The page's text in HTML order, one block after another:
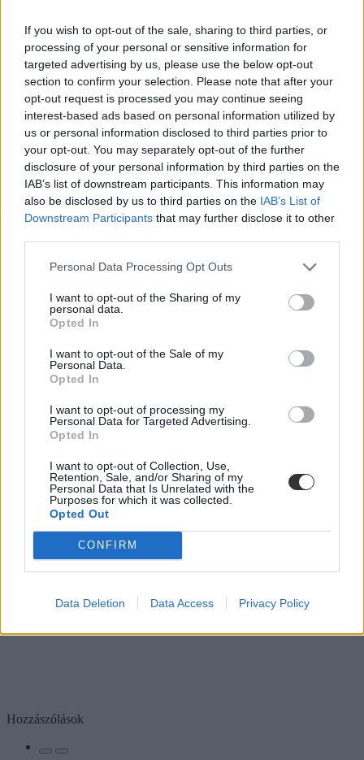
If you wish to opt-out of the sale, sharing to third parties, or
processing of your personal or sensitive information for
targeted advertising by us, please use the below opt-out
section to confirm your selection. Please note that after your
opt-out request is processed you may continue seeing
interest-based ads based on personal information utilized by
us or personal information disclosed to third parties prior to
your opt-out. You may separately opt-out of the further
disclosure of your personal information by third parties on the
IAB’s list of downstream participants. This information may
also be disclosed by us to third parties on the IAB’s List of
Downstream Participants that may further disclose it to other
Personal Data Processing Opt Outs
I want to opt-out of the Sharing of my
personal data.
Opted In
I want to opt-out of the Sale of my
Personal Data.
Opted In
I want to opt-out of processing my
Personal Data for Targeted Advertising.
Opted In
I want to opt-out of Collection, Use,
Retention, Sale, and/or Sharing of my
Personal Data that Is Unrelated with the
Purposes for which it was collected.
Opted Out
CONFIRM
Data Deletion Data Access Privacy Policy
Hozzászólások